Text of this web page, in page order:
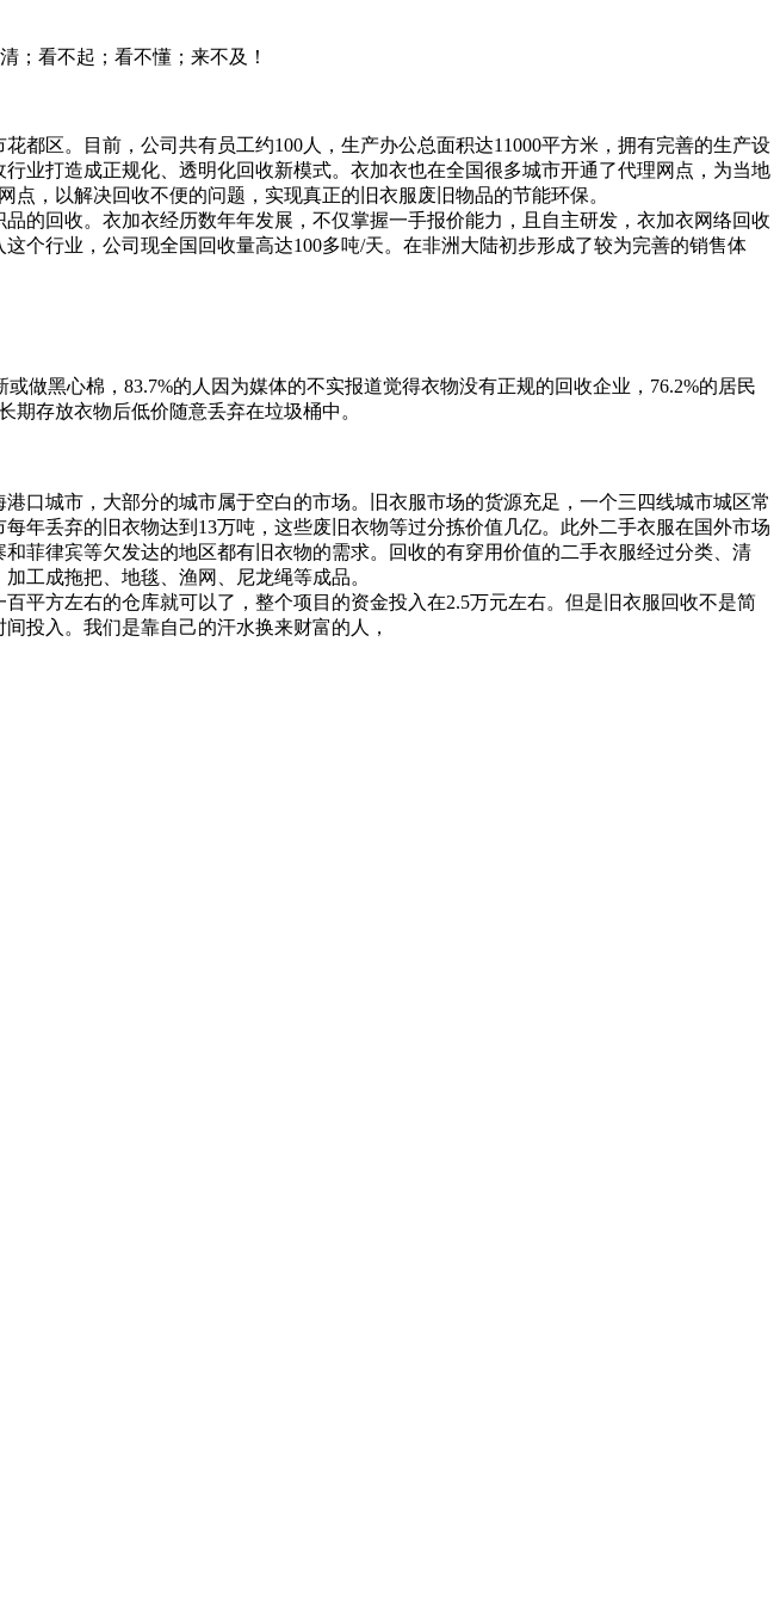
；看不起；看不懂；来不及！
都区。目前，公司共有员工约100人，生产办公总面积达11000平方米，拥有完善的生产设
业打造成正规化、透明化回收新模式。衣加衣也在全国很多城市开通了代理网点，为当地
，以解决回收不便的问题，实现真正的旧衣服废旧物品的节能环保。
的回收。衣加衣经历数年年发展，不仅掌握一手报价能力，且自主研发，衣加衣网络回收
个行业，公司现全国回收量高达100多吨/天。在非洲大陆初步形成了较为完善的销售体
做黑心棉，83.7%的人因为媒体的不实报道觉得衣物没有正规的回收企业，76.2%的居民
存放衣物后低价随意丢弃在垃圾桶中。
口城市，大部分的城市属于空白的市场。旧衣服市场的货源充足，一个三四线城市城区常
年丢弃的旧衣物达到13万吨，这些废旧衣物等过分拣价值几亿。此外二手衣服在国外市场
菲律宾等欠发达的地区都有旧衣物的需求。回收的有穿用价值的二手衣服经过分类、清
工成拖把、地毯、渔网、尼龙绳等成品。
平方左右的仓库就可以了，整个项目的资金投入在2.5万元左右。但是旧衣服回收不是简
投入。我们是靠自己的汗水换来财富的人，